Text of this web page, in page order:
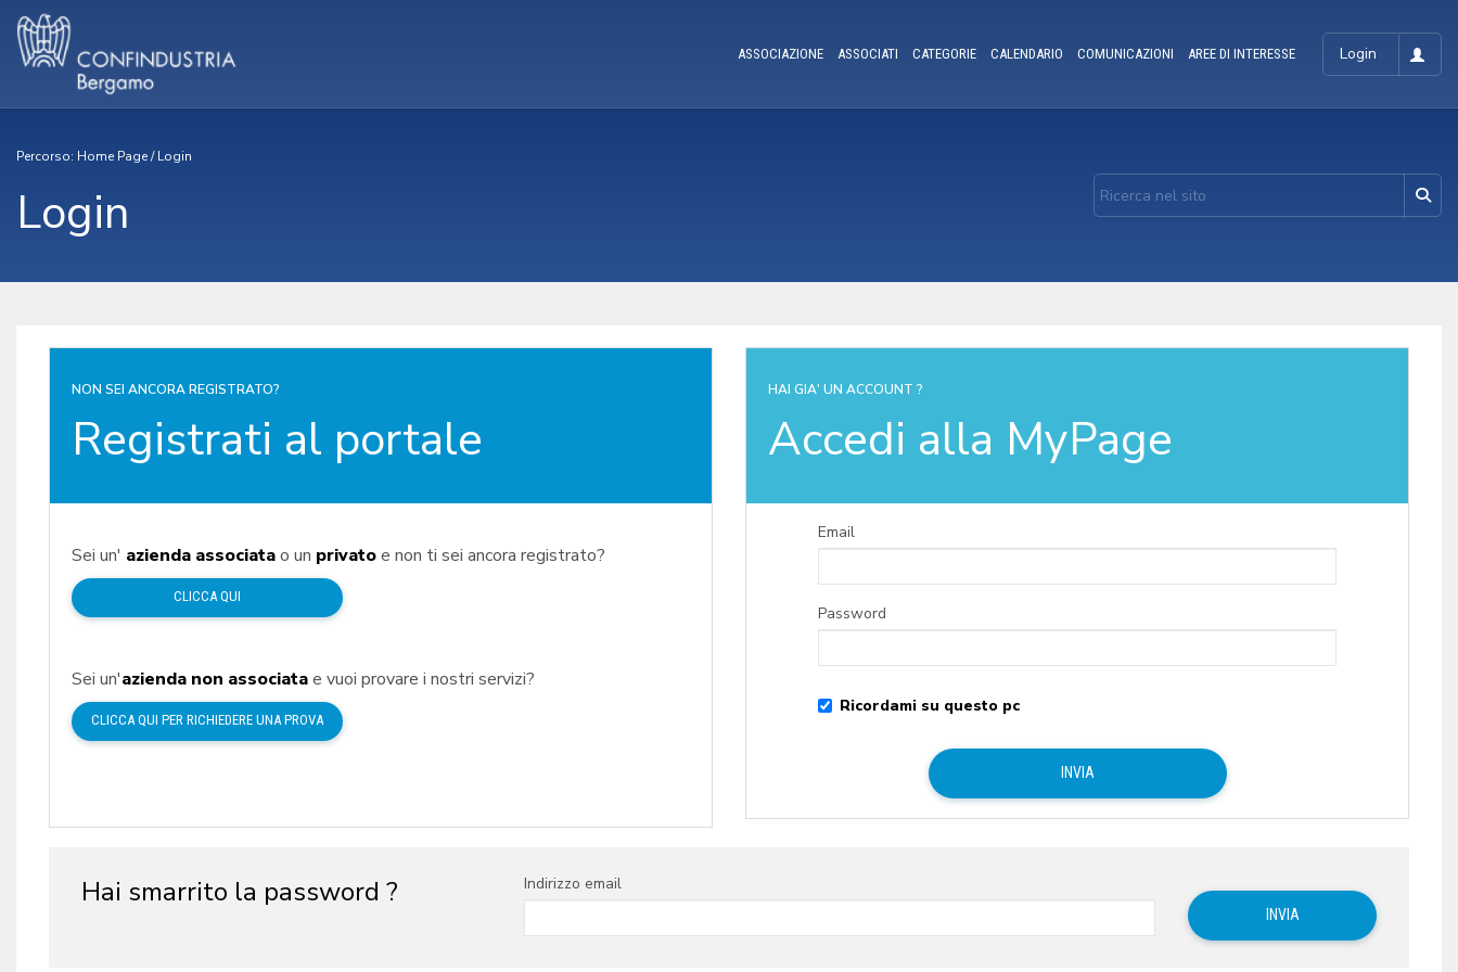
Login
ASSOCIAZIONE ASSOCIATI CATEGORIE CALENDARIO COMUNICAZIONI AREE DI INTERESSE
Percorso: Home Page/Login
Login
NON SEI ANCORA REGISTRATO?
Registrati al portale
Sei un' azienda associatao un privatoe non ti sei ancora registrato?
CLICCA QUI
Sei un'azienda non associatae vuoi provare i nostri servizi?
CLICCA QUI PER RICHIEDERE UNA PROVA
HAI GIA' UN ACCOUNT ?
Accedi alla MyPage
Email
Password
Ricordami su questo pc
Hai smarrito la password ? Indirizzo email